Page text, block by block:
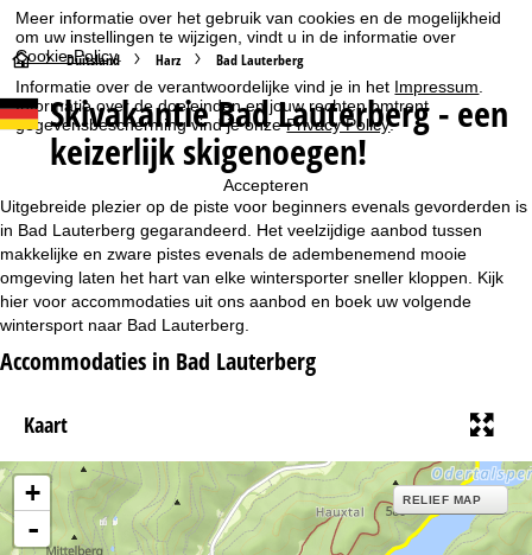
Meer informatie over het gebruik van cookies en de mogelijkheid
om uw instellingen te wijzigen, vindt u in de informatie over
Cookie-Policy.
Informatie over de verantwoordelijke vind je in het Impressum
Informatie over de doeleinden en jouw rechten omtrent
gegevensbescherming vind je onzePrivacy Policy.
Accepteren
S
t
r
t
p
n
a
Duitsland Harz Bad Lauterberg
Skivakantie Bad Lauterberg - een
keizerlijk skigenoegen!
Uitgebreide plezier op de piste voor beginners evenals gevorderden is
in Bad Lauterberg gegarandeerd. Het veelzijdige aanbod tussen
makkelijke en zware pistes evenals de adembenemend mooie
omgeving laten het hart van elke wintersporter sneller kloppen. Kijk
hier voor accommodaties uit ons aanbod en boek uw volgende
wintersport naar Bad Lauterberg.
Accommodaties in Bad Lauterberg
Kaart
+
-
RELIEF MAP